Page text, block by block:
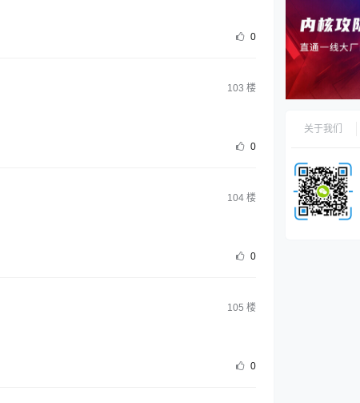
0
103 楼
0
104 楼
0
105 楼
0
关于我们